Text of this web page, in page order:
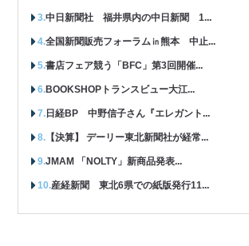
中日新聞社 福井県内の中日新聞 1...
全国新聞販売フォーラム㏌熊本 中止...
書店フェア競う「BFC」第3回開催...
BOOKSHOPトランスビュー大江...
日経BP 中野信子さん『エレガント...
【決算】 デーリー東北新聞社が経常...
JMAM 「NOLTY」新商品発表...
産経新聞 東北6県での紙版発行11...